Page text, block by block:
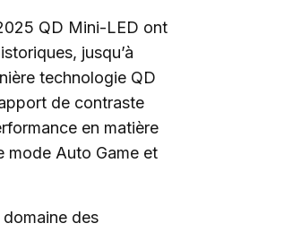
QD Mini-LED ont
jusqu’à
technologie QD
de contraste
en matière
mode Auto Game et
des